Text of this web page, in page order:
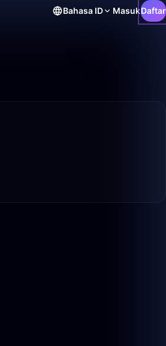
Bahasa ID MasukDaftar